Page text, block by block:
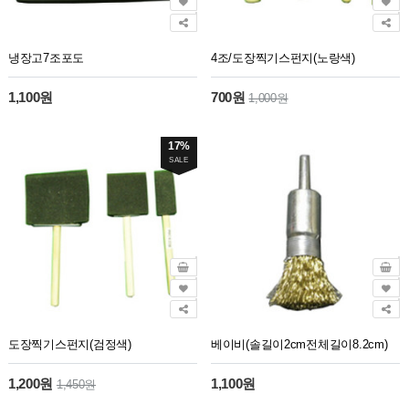
냉장고7조포도
1,100원
4조/도장찍기스펀지(노랑색)
700원1,000원
17%
SALE
도장찍기스펀지(검정색)
1,200원 1,450원
베이비(솔길이2cm전체길이8.2cm)
1,100원